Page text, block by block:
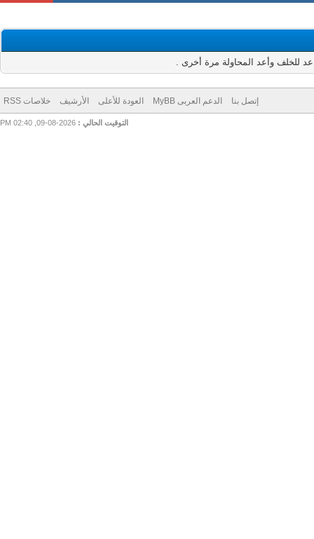
وأعد المحاولة مرة أخرى .
إتصل بنا الدعم العربى MyBB العودة للأعلى الأرشيف خلاصات RSS
التوقيت الحالي :2026-08-09, 02:40 PM